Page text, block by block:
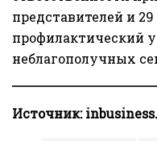
представителей и
профилактический
неблагополучных
Источник: